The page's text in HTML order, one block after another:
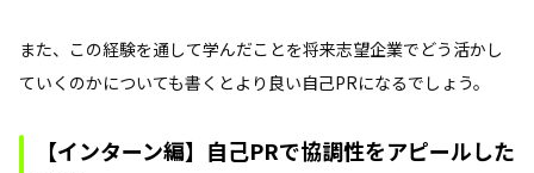
また、この経験を通して学んだことを将来志望企業でどう活かし
ていくのかについても書くとより良い自己PRになるでしょう。
【インターン編】自己PRで協調性をアピールした